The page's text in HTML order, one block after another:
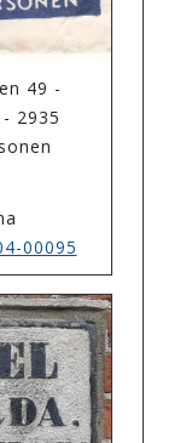
49 -
2935
00095